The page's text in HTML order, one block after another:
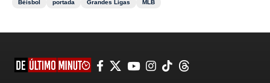
Béisbol
portada Grandes Ligas MLB